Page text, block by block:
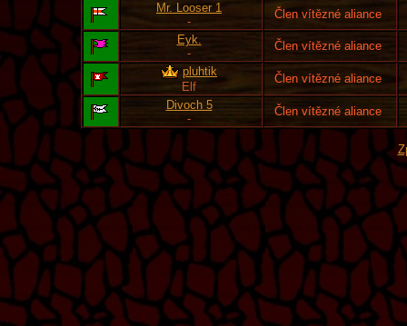
Mr. Looser 1
-
Člen vítězné aliance
Eyk.
-
Člen vítězné aliance
pluhtik
Elf
Člen vítězné aliance
Divoch 5
-
Člen vítězné aliance